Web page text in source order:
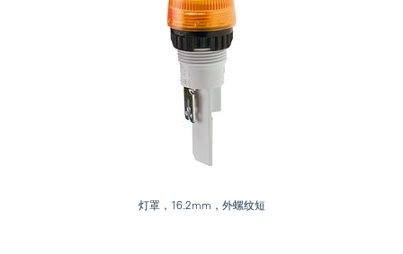
灯罩，16.2mm，外螺纹短